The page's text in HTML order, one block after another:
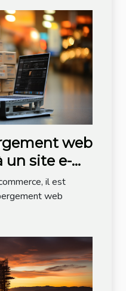
web
un site e-
il est
web